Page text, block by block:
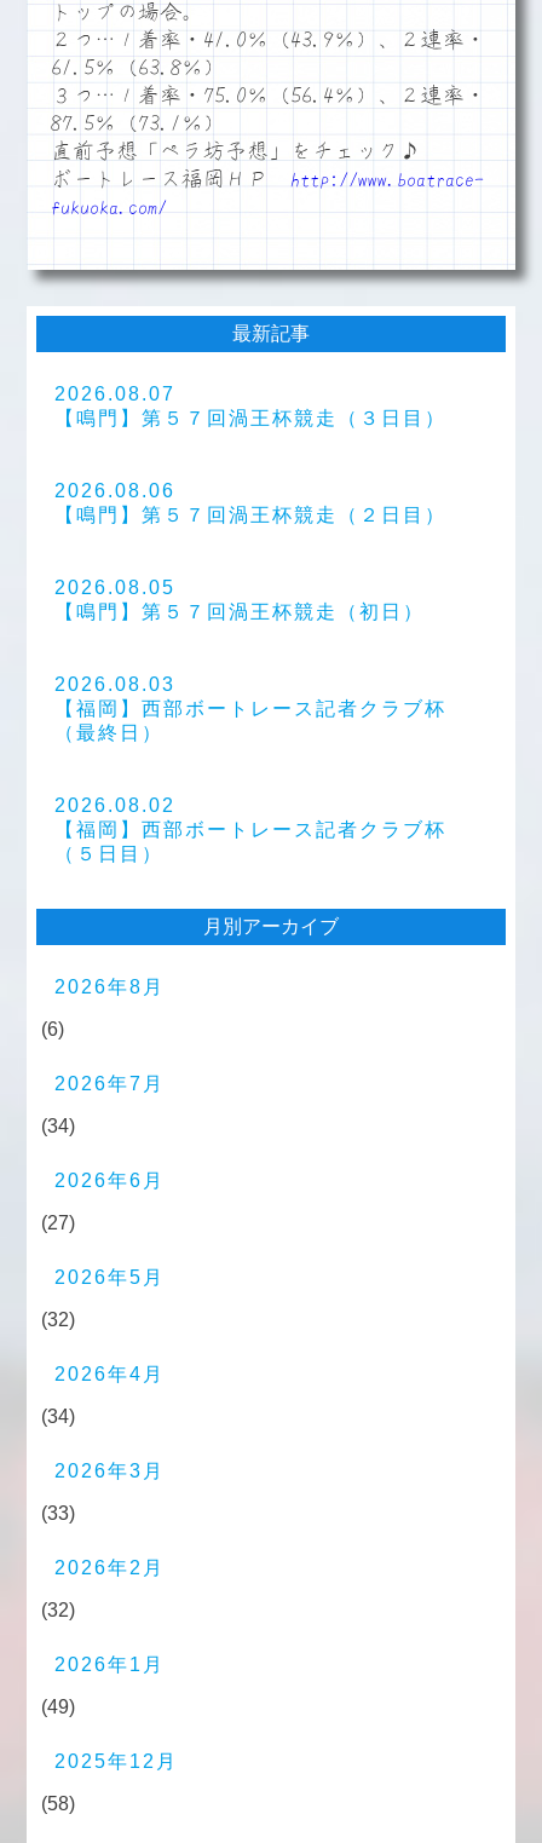
トップの場合。
２つ…１着率・41.0％（43.9％）、２連率・
61.5％（63.8％）
３つ…１着率・75.0％（56.4％）、２連率・
87.5％（73.1％）
直前予想「ペラ坊予想」をチェック♪
ボートレース福岡ＨＰ http://www.boatrace-
fukuoka.com/
最新記事
2026.08.07
【鳴門】第５７回渦王杯競走（３日目）
2026.08.06
【鳴門】第５７回渦王杯競走（２日目）
2026.08.05
【鳴門】第５７回渦王杯競走（初日）
2026.08.03
【福岡】西部ボートレース記者クラブ杯
（最終日）
2026.08.02
【福岡】西部ボートレース記者クラブ杯
（５日目）
月別アーカイブ
2026年8月
(6)
2026年7月
(34)
2026年6月
(27)
2026年5月
(32)
2026年4月
(34)
2026年3月
(33)
2026年2月
(32)
2026年1月
(49)
2025年12月
(58)